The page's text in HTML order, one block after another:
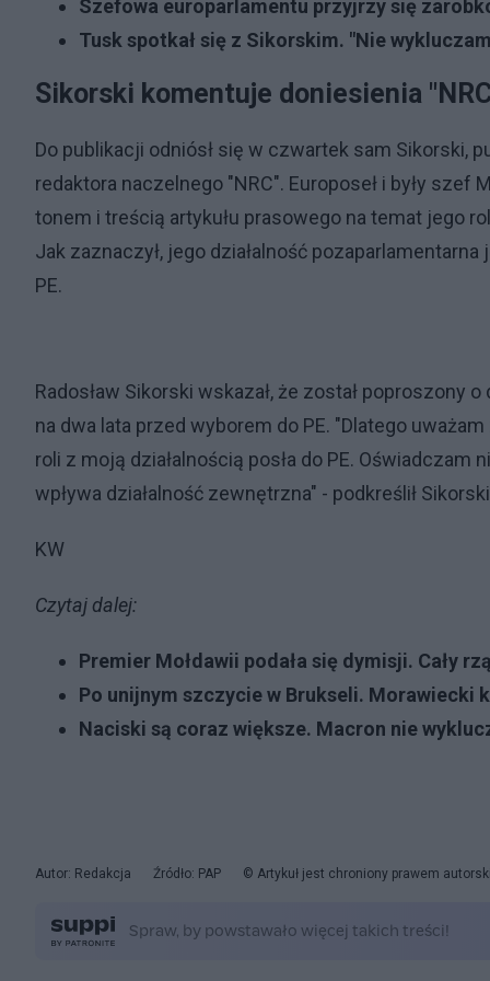
Szefowa europarlamentu przyjrzy się
Tusk spotkał się z Sikorskim. "Nie
Sikorski komentuje doniesienia
Do publikacji odniósł się w czwartek sam Sikorski,
redaktora naczelnego "NRC". Europoseł i były
tonem i treścią artykułu prasowego na temat jego
Jak zaznaczył, jego działalność
PE.
Radosław Sikorski wskazał, że został poproszony
na dwa lata przed wyborem do PE. "Dlatego
roli z moją działalnością posła do PE.
wpływa działalność zewnętrzna" - podkreślił
KW
Czytaj dalej:
Premier Mołdawii podała się dymisji. Cały
Po unijnym szczycie w Brukseli. Morawiecki
Naciski są coraz większe. Macron nie
Autor: Redakcja Źródło: PAP © Artykuł jest chroniony prawem